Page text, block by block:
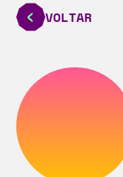
VOLTAR